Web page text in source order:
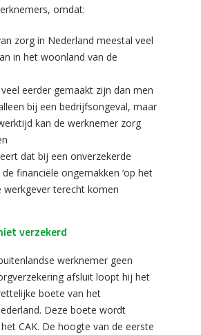
omdat:
zorg in Nederland meestal veel
in het woonland van de
eerder gemaakt zijn dan men
bij een bedrijfsongeval, maar
kan de werknemer zorg
dat bij een onverzekerde
financiële ongemakken ‘op het
werkgever terecht komen
verzekerd
werknemer geen
afsluit loopt hij het
boete van het
Deze boete wordt
CAK. De hoogte van de eerste